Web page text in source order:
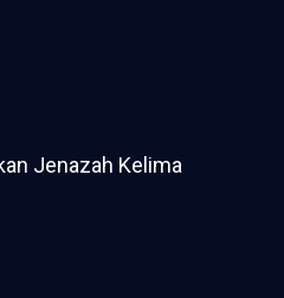
Jenazah Kelima